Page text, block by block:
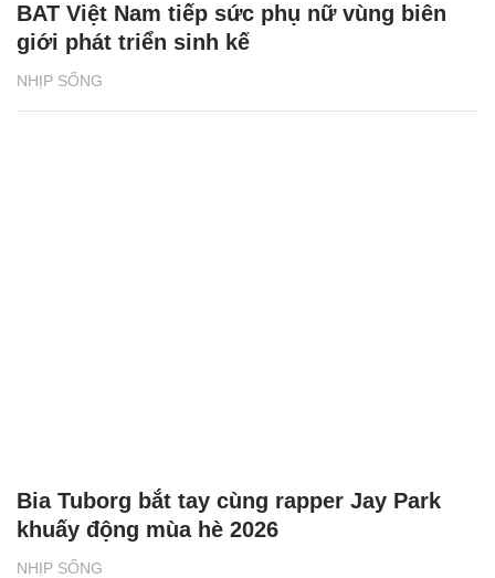
NHỊP SỐNG
BAT Việt Nam tiếp sức phụ nữ vùng biên
giới phát triển sinh kế
NHỊP SỐNG
Bia Tuborg bắt tay cùng rapper Jay Park
khuấy động mùa hè 2026